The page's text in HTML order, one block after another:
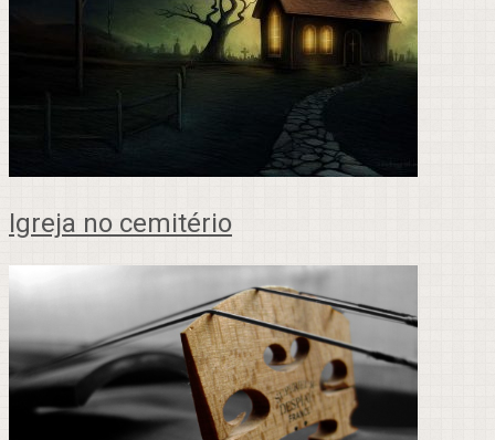
Igreja no cemitério